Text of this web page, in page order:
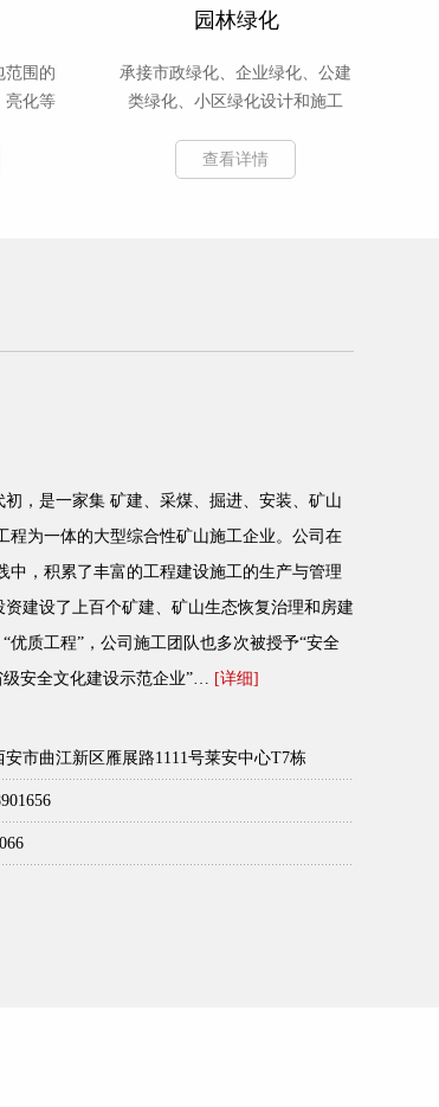
范围的
亮化等
园林绿化
承接市政绿化、企业绿化、公建
类绿化、小区绿化设计和施工
查看详情
，是一家集 矿建、采煤、掘进、安装、矿山
为一体的大型综合性矿山施工企业。公司在
，积累了丰富的工程建设施工的生产与管理
建设了上百个矿建、矿山生态恢复治理和房建
优质工程”，公司施工团队也多次被授予“安全
级安全文化建设示范企业”… [详细]
安市曲江新区雁展路1111号莱安中心T7栋